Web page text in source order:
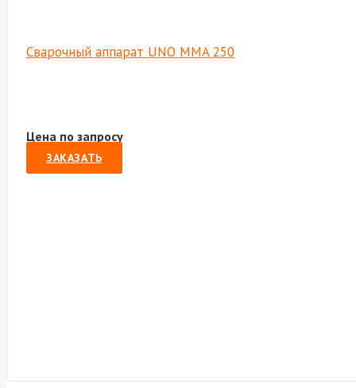
Сварочный аппарат UNO MMA 250
Цена по запросу
ЗАКАЗАТЬ